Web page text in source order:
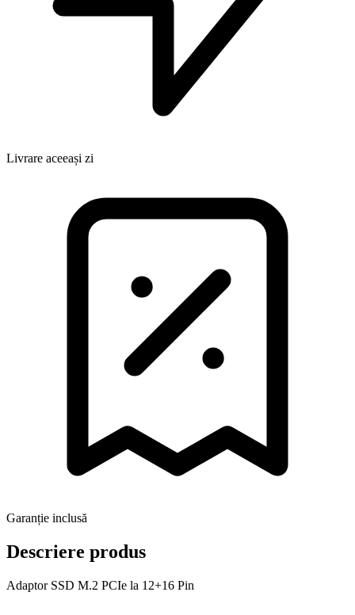
Livrare aceeași zi
Garanție inclusă
Descriere produs
Adaptor SSD M.2 PCIe la 12+16 Pin